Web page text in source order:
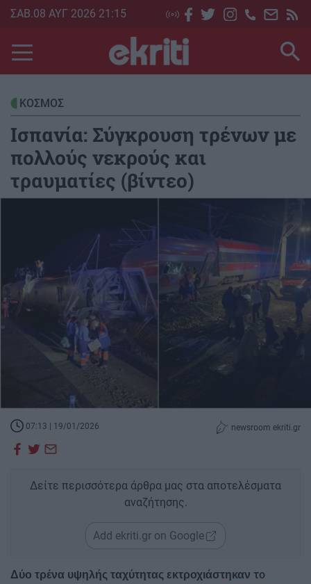
Skip
main
content
ΣΑΒ.08 ΑΥΓ 2026 21:15
ΚΟΣΜΟΣ
Ισπανία: Σύγκρουση τρένων με
πολλούς νεκρούς και
τραυματίες (βίντεο)
07:13 | 19/01/2026 newsroom ekriti.gr
Δείτε περισσότερα άρθρα μας στα αποτελέσματα
αναζήτησης.
Add ekriti.gr on Google
Δύο τρένα υψηλής ταχύτητας εκτροχιάστηκαν το